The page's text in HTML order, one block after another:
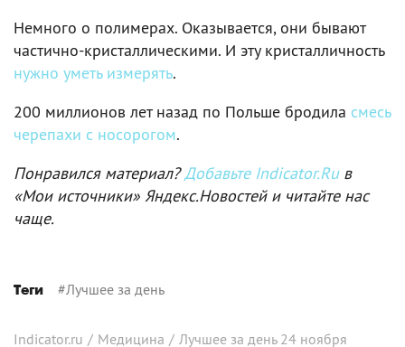
Немного о полимерах. Оказывается, они бывают
частично-кристаллическими. И эту кристалличность
нужно уметь измерять.
200 миллионов лет назад по Польше бродила смесь
черепахи с носорогом.
Понравился материал?Добавьте Indicator.Ruв
«Мои источники» Яндекс.Новостей и читайте нас
чаще.
Теги #Лучшее за день
Indicator.ru / Медицина / Лучшее за день 24 ноября